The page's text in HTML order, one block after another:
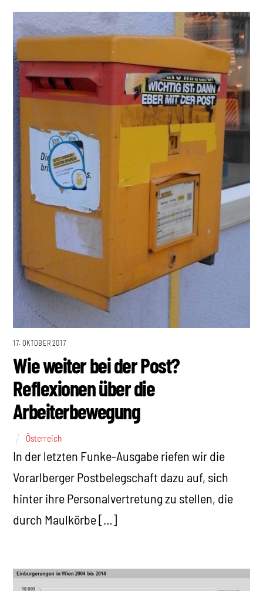
17. OKTOBER 2017
Wie weiter bei der Post?
Reflexionen über die
Arbeiterbewegung
Österreich
In der letzten Funke-Ausgabe riefen wir die
Vorarlberger Postbelegschaft dazu auf, sich
hinter ihre Personalvertretung zu stellen, die
durch Maulkörbe […]